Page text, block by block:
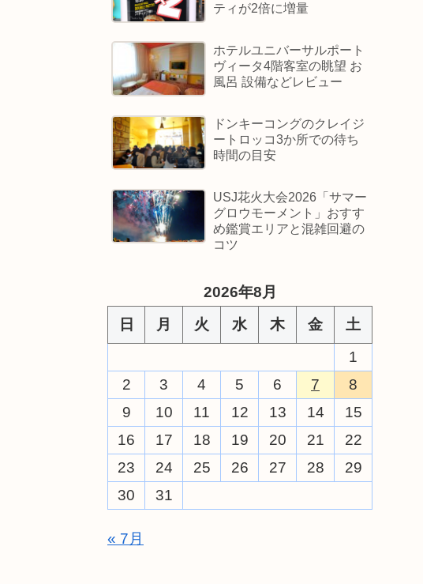
ティが2倍に増量
ホテルユニバーサルポート
ヴィータ4階客室の眺望 お
風呂 設備などレビュー
ドンキーコングのクレイジ
ートロッコ3か所での待ち
時間の目安
USJ花火大会2026「サマー
グロウモーメント」おすす
め鑑賞エリアと混雑回避の
コツ
2026年8月
日
月 火 水 木 金
土
1
2
3 4 5 6 7
8
9
10 11 12 13 14
15
16
17 18 19 20 21
22
23
24 25 26 27 28
29
30
31
« 7月